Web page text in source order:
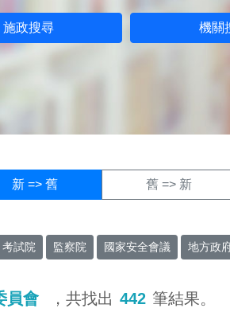
施政搜尋 機關
新 => 舊 舊 => 新
考試院 監察院 國家安全會議 地方政
員會 ，共找出 442 筆結果。